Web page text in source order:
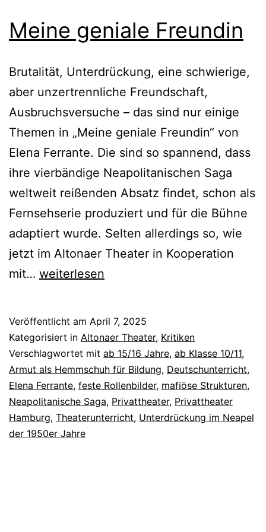
Meine geniale Freundin
Brutalität, Unterdrückung, eine schwierige,
aber unzertrennliche Freundschaft,
Ausbruchsversuche – das sind nur einige
Themen in „Meine geniale Freundin“ von
Elena Ferrante. Die sind so spannend, dass
ihre vierbändige Neapolitanischen Saga
weltweit reißenden Absatz findet, schon als
Fernsehserie produziert und für die Bühne
adaptiert wurde. Selten allerdings so, wie
jetzt im Altonaer Theater in Kooperation
mit… Meine
weiterlesen
Veröffentlicht am April 7, 2025
Kategorisiert in Altonaer Theater, Kritiken
Verschlagwortet mit ab 15/16 Jahre, ab Klasse 10/11,
Armut als Hemmschuh für Bildung, Deutschunterricht,
Elena Ferrante, feste Rollenbilder, mafiöse Strukturen,
Neapolitanische Saga, Privattheater, Privattheater
Hamburg, Theaterunterricht, Unterdrückung im Neapel
der 1950er Jahre